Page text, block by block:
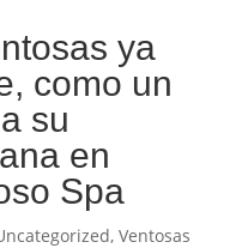
ya
como un
su
en
Spa
, Ventosas